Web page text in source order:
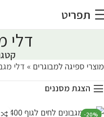
תפריט
דלי
מוצרי ספיגה למבוגרים » דלי
הצגת מסננים
-20%